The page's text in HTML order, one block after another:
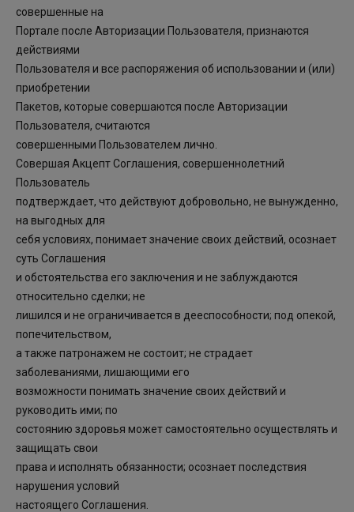
совершенные на
Портале после Авторизации Пользователя, признаются
действиями
Пользователя и все распоряжения об использовании и (или)
приобретении
Пакетов, которые совершаются после Авторизации
Пользователя, считаются
совершенными Пользователем лично.
Совершая Акцепт Соглашения, совершеннолетний
Пользователь
подтверждает, что действуют добровольно, не вынужденно,
на выгодных для
себя условиях, понимает значение своих действий, осознает
суть Соглашения
и обстоятельства его заключения и не заблуждаются
относительно сделки; не
лишился и не ограничивается в дееспособности; под опекой,
попечительством,
а также патронажем не состоит; не страдает
заболеваниями, лишающими его
возможности понимать значение своих действий и
руководить ими; по
состоянию здоровья может самостоятельно осуществлять и
защищать свои
права и исполнять обязанности; осознает последствия
нарушения условий
настоящего Соглашения.